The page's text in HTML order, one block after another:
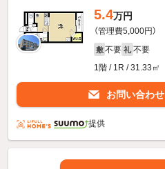
5.4万円
（管理費5,000円）
敷 不要 礼 不要
1階 / 1R / 31.33㎡
お問い合わせ
提供